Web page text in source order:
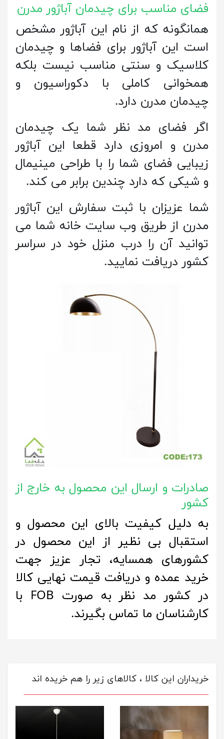
فضای مناسب برای چیدمان آباژور مدرن
همانگونه که از نام این آباژور مشخص
است این آباژور برای فضاها و چیدمان
کلاسیک و سنتی مناسب نیست بلکه
همخوانی کاملی با دکوراسیون و
چیدمان مدرن دارد.
اگر فضای مد نظر شما یک چیدمان
مدرن و امروزی دارد قطعا این آباژور
زیبایی فضای شما را با طراحی مینیمال
و شیکی که دارد چندین برابر می کند.
شما عزیزان با ثبت سفارش این آباژور
مدرن از طریق وب سایت خانه شما می
توانید آن را درب منزل خود در سراسر
کشور دریافت نمایید.
صادرات و ارسال این محصول به خارج از
کشور
به دلیل کیفیت بالای این محصول و
استقبال بی نظیر از این محصول در
کشورهای همسایه، تجار عزیز جهت
خرید عمده و دریافت قیمت نهایی کالا
در کشور مد نظر به صورت FOB با
کارشناسان ما تماس بگیرند.
خریداران این کالا ، کالاهای زیر را هم خریده اند